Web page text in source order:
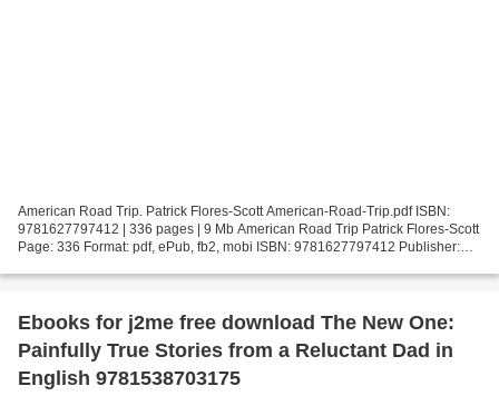
American Road Trip. Patrick Flores-Scott American-Road-Trip.pdf ISBN:
9781627797412 | 336 pages | 9 Mb American Road Trip Patrick Flores-Scott
Page: 336 Format: pdf, ePub, fb2, mobi ISBN: 9781627797412 Publisher:
Ebooks for j2me free download The New One:
Painfully True Stories from a Reluctant Dad in
English 9781538703175